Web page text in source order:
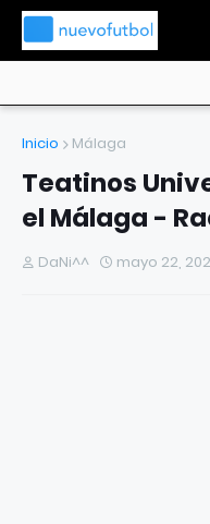
Inicio Málaga
Teatinos
el Málaga -
DaNi^^ mayo 22,